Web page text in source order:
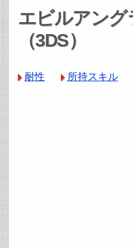
エビルアン
（3DS）
耐性 所持スキル